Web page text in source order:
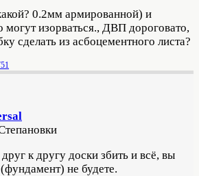
0.2мм армированной) и
могут изорваться., ДВП дороговато,
сделать из асбоцементного листа?
к другу доски збить и всё, вы
не будете.